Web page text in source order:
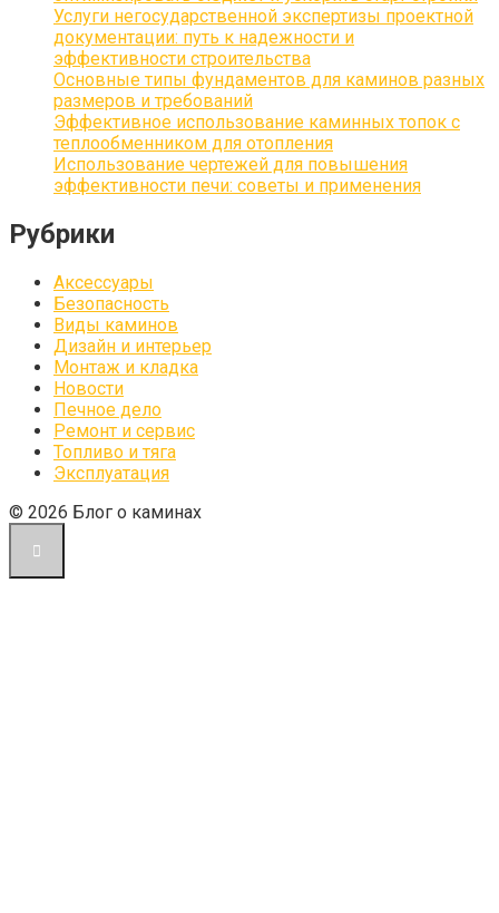
Услуги негосударственной экспертизы проектной
документации: путь к надежности и
эффективности строительства
Основные типы фундаментов для каминов разных
размеров и требований
Эффективное использование каминных топок с
теплообменником для отопления
Использование чертежей для повышения
эффективности печи: советы и применения
Рубрики
Аксессуары
Безопасность
Виды каминов
Дизайн и интерьер
Монтаж и кладка
Новости
Печное дело
Ремонт и сервис
Топливо и тяга
Эксплуатация
© 2026 Блог о каминах